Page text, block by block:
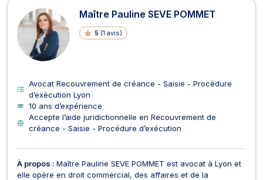
Maître Pauline SEVE POMMET
5 (1 avis)
Avocat Recouvrement de créance - Saisie - Procédure
d’exécution Lyon
10 ans d’expérience
Accepte l’aide juridictionnelle en Recouvrement de
créance - Saisie - Procédure d’exécution
À propos : Maître Pauline SEVE POMMET est avocat à Lyon et
elle opère en droit commercial, des affaires et de la